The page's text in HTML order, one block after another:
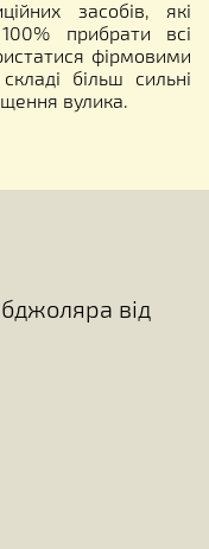
засобів, які
прибрати всі
фірмовими
більш сильні
вулика.
від